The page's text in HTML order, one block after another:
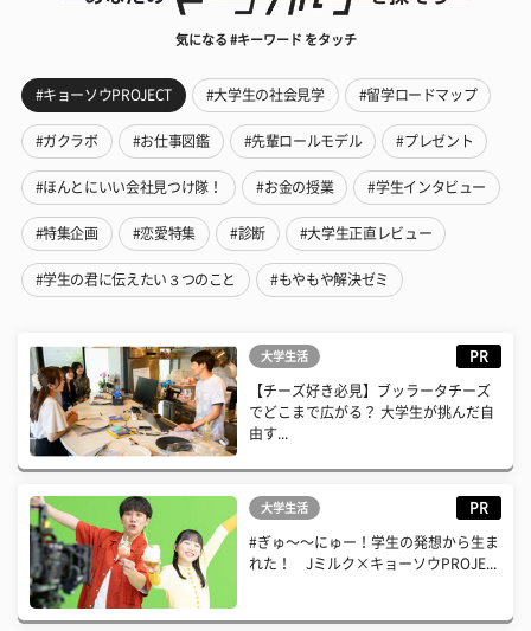
気になる #キーワード をタッチ
#キョーソウPROJECT #大学生の社会見学 #留学ロードマップ
#ガクラボ #お仕事図鑑 #先輩ロールモデル #プレゼント
#ほんとにいい会社見つけ隊！ #お金の授業 #学生インタビュー
#特集企画 #恋愛特集 #診断 #大学生正直レビュー
#学生の君に伝えたい３つのこと #もやもや解決ゼミ
大学生活 PR
【チーズ好き必見】ブッラータチーズ
でどこまで広がる？ 大学生が挑んだ自
由す...
大学生活 PR
#ぎゅ〜〜にゅー！学生の発想から生ま
れた！ Jミルク×キョーソウPROJE...